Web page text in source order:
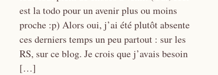
est la todo pour un avenir plus ou moins
proche :p) Alors oui, j’ai été plutôt absente
ces derniers temps un peu partout : sur les
RS, sur ce blog. Je crois que j’avais besoin
[…]